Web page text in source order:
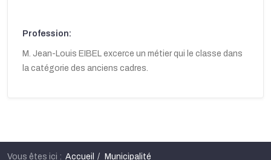
Profession:
M. Jean-Louis EIBEL excerce un métier qui le classe dans
la catégorie des anciens cadres.
Vous êtes ici : Accueil Municipalité